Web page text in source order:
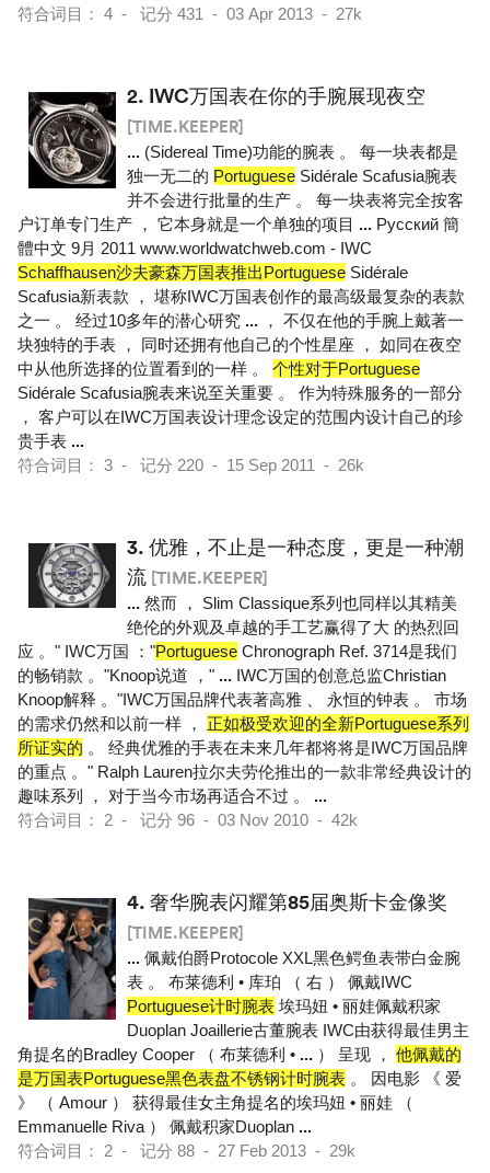
符合词目： 4 - 记分 431 - 03 Apr 2013 - 27k
2. IWC万国表在你的手腕展现夜空
[TIME.KEEPER]
... (Sidereal Time)功能的腕表 。 每一块表都是
独一无二的 Portuguese Sidérale Scafusia腕表
并不会进行批量的生产 。 每一块表将完全按客
户订单专门生产 ， 它本身就是一个单独的项目 ... Pусский 簡
體中文 9月 2011 www.worldwatchweb.com - IWC
Schaffhausen沙夫豪森万国表推出Portuguese Sidérale
Scafusia新表款 ， 堪称IWC万国表创作的最高级最复杂的表款
之一 。 经过10多年的潜心研究 ... ， 不仅在他的手腕上戴著一
块独特的手表 ， 同时还拥有他自己的个性星座 ， 如同在夜空
中从他所选择的位置看到的一样 。 个性对于Portuguese
Sidérale Scafusia腕表来说至关重要 。 作为特殊服务的一部分
， 客户可以在IWC万国表设计理念设定的范围内设计自己的珍
贵手表 ...
符合词目： 3 - 记分 220 - 15 Sep 2011 - 26k
3. 优雅，不止是一种态度，更是一种潮
流 [TIME.KEEPER]
... 然而 ， Slim Classique系列也同样以其精美
绝伦的外观及卓越的手工艺赢得了大 的热烈回
应 。" IWC万国 ："Portuguese Chronograph Ref. 3714是我们
的畅销款 。"Knoop说道 ，" ... IWC万国的创意总监Christian
Knoop解释 。"IWC万国品牌代表著高雅 、 永恒的钟表 。 市场
的需求仍然和以前一样 ， 正如极受欢迎的全新Portuguese系列
所证实的 。 经典优雅的手表在未来几年都将将是IWC万国品牌
的重点 。" Ralph Lauren拉尔夫劳伦推出的一款非常经典设计的
趣味系列 ， 对于当今市场再适合不过 。 ...
符合词目： 2 - 记分 96 - 03 Nov 2010 - 42k
4. 奢华腕表闪耀第85届奥斯卡金像奖
[TIME.KEEPER]
... 佩戴伯爵Protocole XXL黑色鳄鱼表带白金腕
表 。 布莱德利 • 库珀 （ 右 ） 佩戴IWC
Portuguese计时腕表 埃玛妞 • 丽娃佩戴积家
Duoplan Joaillerie古董腕表 IWC由获得最佳男主
角提名的Bradley Cooper （ 布莱德利 • ... ） 呈现 ， 他佩戴的
是万国表Portuguese黑色表盘不锈钢计时腕表 。 因电影 《 爱
》 （ Amour ） 获得最佳女主角提名的埃玛妞 • 丽娃 （
Emmanuelle Riva ） 佩戴积家Duoplan ...
符合词目： 2 - 记分 88 - 27 Feb 2013 - 29k